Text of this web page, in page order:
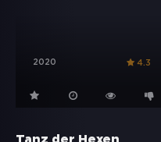
2020 4.3